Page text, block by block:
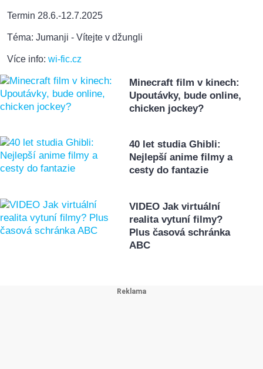
Termin 28.6.-12.7.2025
Téma: Jumanji - Vítejte v džungli
Více info: wi-fic.cz
Minecraft film v kinech:
Upoutávky, bude online,
chicken jockey?
40 let studia Ghibli:
Nejlepší anime filmy a
cesty do fantazie
VIDEO Jak virtuální
realita vytuní filmy?
Plus časová schránka
ABC